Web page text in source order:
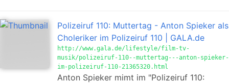
Polizeiruf 110: Muttertag - Anton Spieker als
Choleriker im Polizeiruf 110 | GALA.de
http://www.gala.de/lifestyle/film-tv-
musik/polizeiruf-110--muttertag---anton-spieker-
im-polizeiruf-110-21365320.html
Anton Spieker mimt im "Polizeiruf 110: